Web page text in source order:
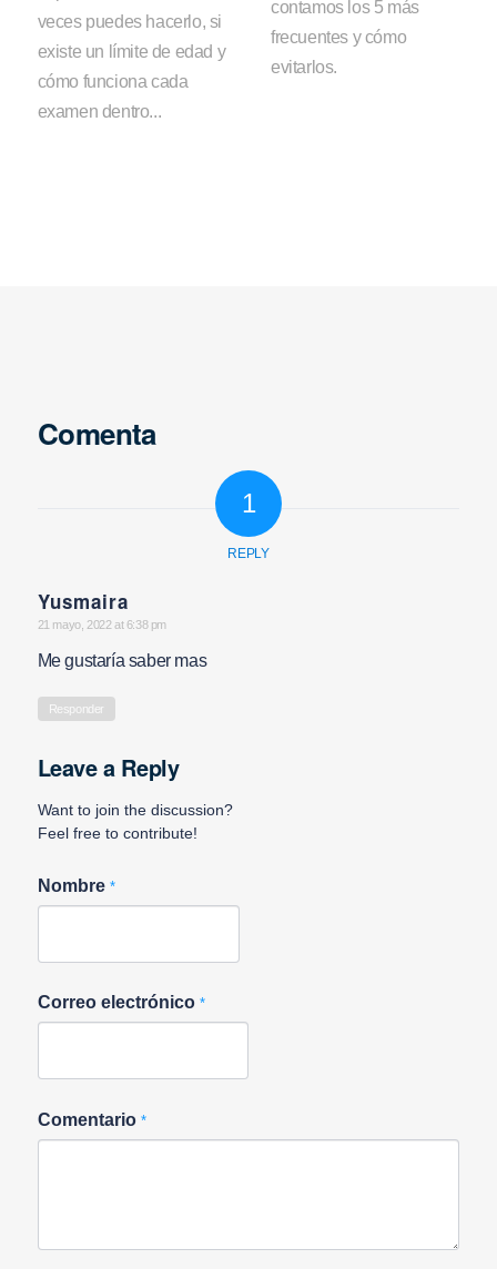
veces puedes hacerlo, si
existe un límite de edad y
cómo funciona cada
examen dentro...
contamos los 5 más
frecuentes y cómo
evitarlos.
Comenta
1
REPLY
Yusmaira
says:
21 mayo, 2022 at 6:38 pm
Me gustaría saber mas
Responder
Leave a Reply
Want to join the discussion?
Feel free to contribute!
Nombre *
Correo electrónico *
Comentario *